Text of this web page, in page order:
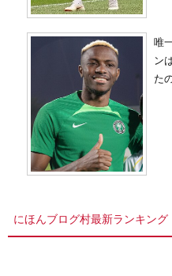
唯
ン
た
にほんブログ村最新ランキング